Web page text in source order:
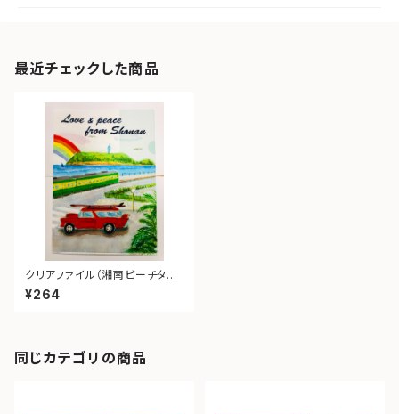
最近チェックした商品
クリアファイル（湘南ビーチタウ
ン）
¥264
同じカテゴリの商品